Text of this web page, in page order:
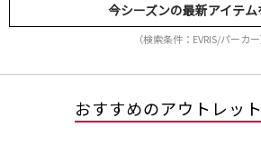
今シーズンの最新アイテム
（検索条件：EVRIS/パーカー
おすすめのアウトレッ